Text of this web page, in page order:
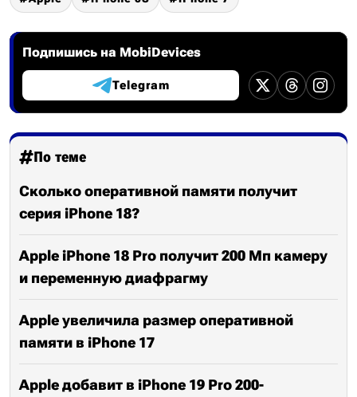
Подпишись на MobiDevices
Telegram
По теме
Сколько оперативной памяти получит
серия iPhone 18?
Apple iPhone 18 Pro получит 200 Мп камеру
и переменную диафрагму
Apple увеличила размер оперативной
памяти в iPhone 17
Apple добавит в iPhone 19 Pro 200-